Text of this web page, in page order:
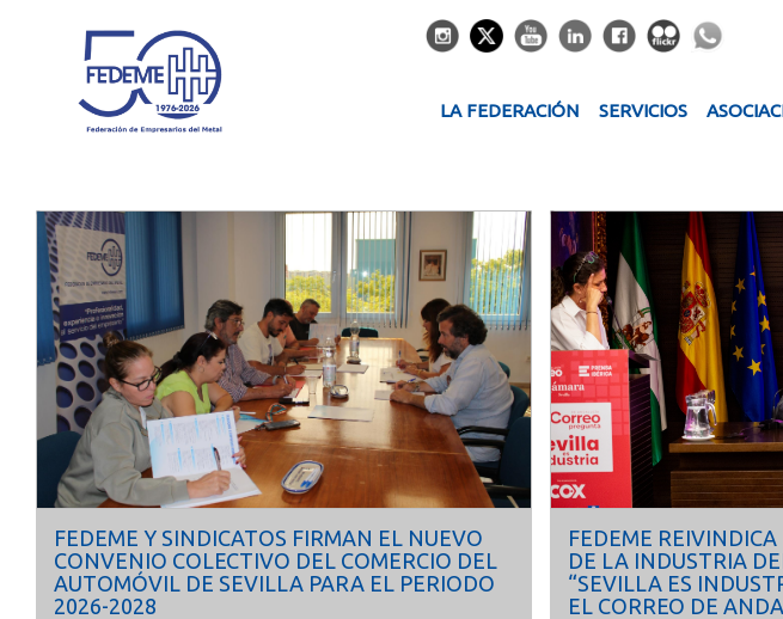
LA FEDERACIÓN SERVICIOS
FEDEME Y SINDICATOS FIRMAN EL NUEVO
CONVENIO COLECTIVO DEL COMERCIO DEL
AUTOMÓVIL DE SEVILLA PARA EL PERIODO
2026-2028
FEDEME
DE LA INDUSTRIA
“SEVILLA ES
EL CORREO DE